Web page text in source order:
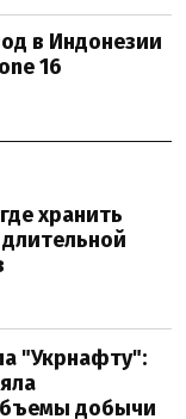
в Индонезии
16
хранить
"Укрнафту":
добычи